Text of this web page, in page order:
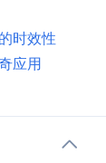
时效性
应用